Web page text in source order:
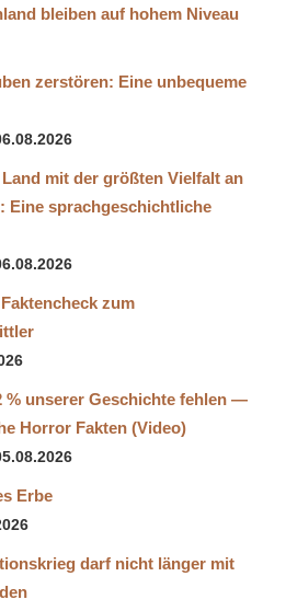
bleiben auf hohem Niveau
zerstören: Eine unbequeme
mit der größten Vielfalt an
Eine sprachgeschichtliche
zum
% unserer Geschichte fehlen —
Horror Fakten (Video)
Erbe
darf nicht länger mit